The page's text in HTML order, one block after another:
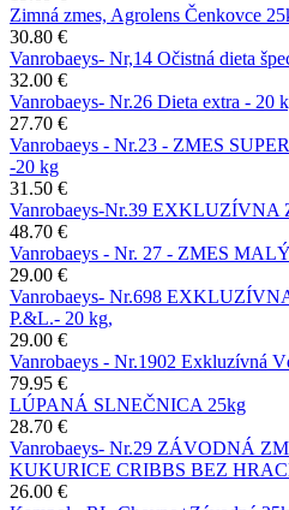
Zimná zmes, Agrolens Čenkovce
30.80 €
Vanrobaeys- Nr,14 Očistná dieta
32.00 €
Vanrobaeys- Nr.26 Dieta extra - 20
27.70 €
Vanrobaeys - Nr.23 - ZMES
-20 kg
31.50 €
Vanrobaeys-Nr.39
48.70 €
Vanrobaeys - Nr. 27 - ZMES
29.00 €
Vanrobaeys- Nr.698
P.&L.- 20 kg,
29.00 €
Vanrobaeys - Nr.1902 Exkluzívná
79.95 €
LÚPANÁ SLNEČNICA 25kg
28.70 €
Vanrobaeys- Nr.29 ZÁVODNÁ
KUKURICE CRIBBS BEZ
26.00 €